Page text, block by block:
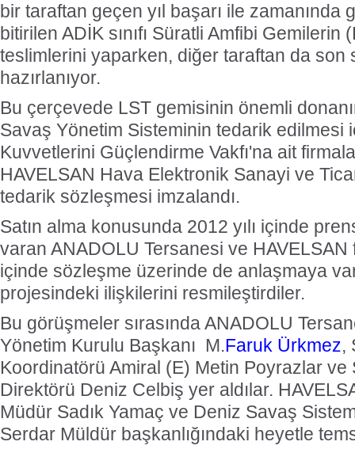
bir taraftan geçen yıl başarı ile zamanında
bitirilen ADİK sınıfı Süratli Amfibi Gemilerin
teslimlerini yaparken, diğer taraftan da son
hazırlanıyor.
Bu çerçevede LST gemisinin önemli
Savaş Yönetim Sisteminin tedarik edilmesi
Kuvvetlerini Güçlendirme Vakfı'na ait
HAVELSAN Hava Elektronik Sanayi ve
tedarik sözleşmesi imzalandı.
Satın alma konusunda 2012 yılı içinde
varan ANADOLU Tersanesi ve HAVELSAN
içinde sözleşme üzerinde de anlaşmaya
projesindeki ilişkilerini resmileştirdiler.
Bu görüşmeler sırasında ANADOLU
Yönetim Kurulu Başkanı M.Faruk Ürkmez,
Koordinatörü Amiral (E) Metin Poyrazlar ve
Direktörü Deniz Celbiş yer aldılar.
Müdür Sadık Yamaç ve Deniz Savaş
Serdar Müldür başkanlığındaki heyetle